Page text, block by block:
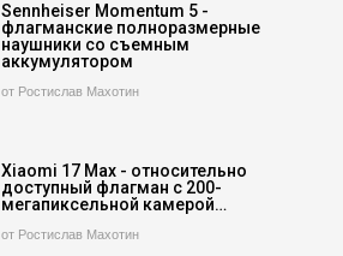
Sennheiser Momentum 5 -
флагманские полноразмерные
наушники со съемным
аккумулятором
от Ростислав Махотин
Xiaomi 17 Max - относительно
доступный флагман с 200-
мегапиксельной камерой…
от Ростислав Махотин